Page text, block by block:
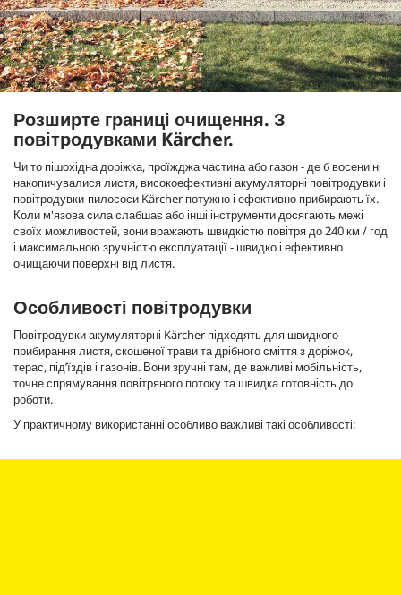
Розширте границі очищення. З
повітродувками Kärcher.
Чи то пішохідна доріжка, проїжджа частина або газон - де б восени ні
накопичувалися листя, високоефективні акумуляторні повітродувки і
повітродувки-пилососи Kärcher потужно і ефективно прибирають їх.
Коли м'язова сила слабшає або інші інструменти досягають межі
своїх можливостей, вони вражають швидкістю повітря до 240 км / год
і максимальною зручністю експлуатації - швидко і ефективно
очищаючи поверхні від листя.
Особливості повітродувки
Повітродувки акумуляторні Kärcher підходять для швидкого
прибирання листя, скошеної трави та дрібного сміття з доріжок,
терас, під’їздів і газонів. Вони зручні там, де важливі мобільність,
точне спрямування повітряного потоку та швидка готовність до
роботи.
У практичному використанні особливо важливі такі особливості: